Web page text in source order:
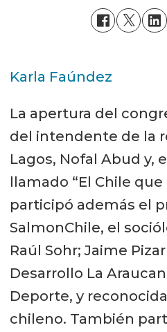
Karla Faúndez
La apertura del
del intendente de la
Lagos, Nofal Abud y,
llamado “El Chile
participó además el
SalmonChile, el
Raúl Sohr; Jaime
Desarrollo La
Deporte, y
chileno. También